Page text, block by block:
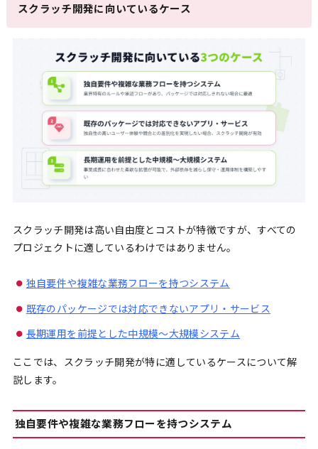
スクラッチ開発に向いているケース
スクラッチ開発は高い自由度とコストが特徴ですが、すべての
プロジェクトに適しているわけではありません。
独自要件や複雑な業務フローを持つシステム
既存のパッケージでは対応できないアプリ・サービス
長期運用を前提とした中規模〜大規模システム
ここでは、スクラッチ開発が特に適しているケースについて解
説します。
独自要件や複雑な業務フローを持つシステム